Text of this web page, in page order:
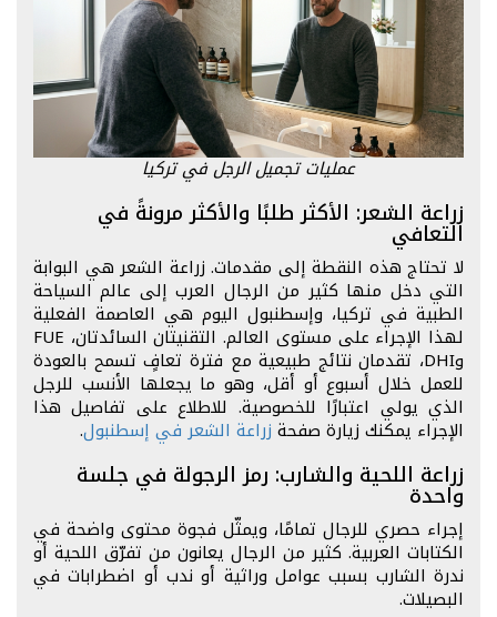
عمليات تجميل الرجل في تركيا
زراعة الشعر: الأكثر طلبًا والأكثر مرونةً في
التعافي
لا تحتاج هذه النقطة إلى مقدمات. زراعة الشعر هي البوابة
التي دخل منها كثير من الرجال العرب إلى عالم السياحة
الطبية في تركيا، وإسطنبول اليوم هي العاصمة الفعلية
لهذا الإجراء على مستوى العالم. التقنيتان السائدتان، FUE
وDHI، تقدمان نتائج طبيعية مع فترة تعافٍ تسمح بالعودة
للعمل خلال أسبوع أو أقل، وهو ما يجعلها الأنسب للرجل
الذي يولي اعتبارًا للخصوصية. للاطلاع على تفاصيل هذا
الإجراء يمكنك زيارة صفحة زراعة الشعر في إسطنبول.
زراعة اللحية والشارب: رمز الرجولة في جلسة
واحدة
إجراء حصري للرجال تمامًا، ويمثّل فجوة محتوى واضحة في
الكتابات العربية. كثير من الرجال يعانون من تفرّق اللحية أو
ندرة الشارب بسبب عوامل وراثية أو ندب أو اضطرابات في
البصيلات.